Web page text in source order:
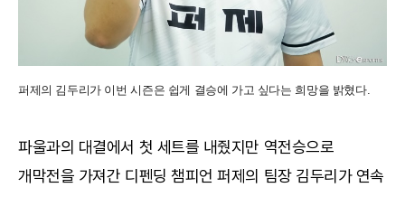
퍼제의 김두리가 이번 시즌은 쉽게 결승에 가고 싶다는 희망을 밝혔다.
파울과의 대결에서 첫 세트를 내줬지만 역전승으로
개막전을 가져간 디펜딩 챔피언 퍼제의 팀장 김두리가 연속